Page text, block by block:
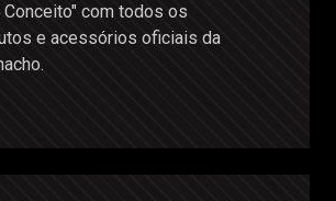
Conceito" com todos os
e acessórios oficiais da